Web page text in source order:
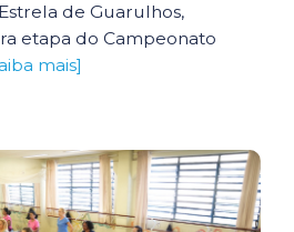
de Guarulhos,
etapa do Campeonato
mais]